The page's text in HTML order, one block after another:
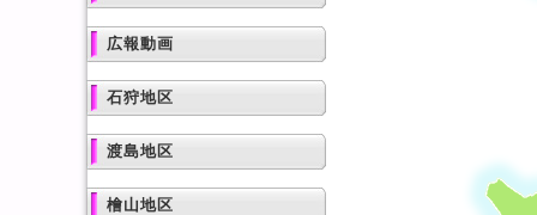
広報動画
石狩地区
渡島地区
檜山地区